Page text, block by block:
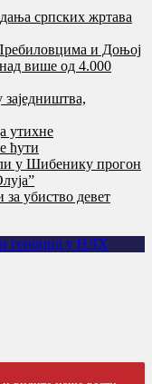
српских жртава
и Доњој
више од 4.000
утихне
ћути
у Шибенику прогон
убиство девет
и геноцид у НДХ